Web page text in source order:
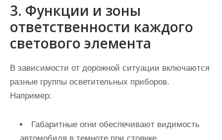
3. Функции и зоны
ответственности каждого
светового элемента
В зависимости от дорожной ситуации включаются
разные группы осветительных приборов.
Например:
Габаритные огни обеспечивают видимость